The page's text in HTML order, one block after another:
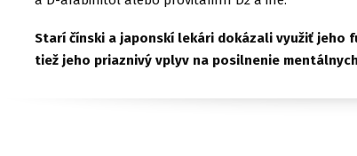
Starí čínski a japonskí lekári dokázali využiť jeho
tiež jeho priaznivý vplyv na posilnenie